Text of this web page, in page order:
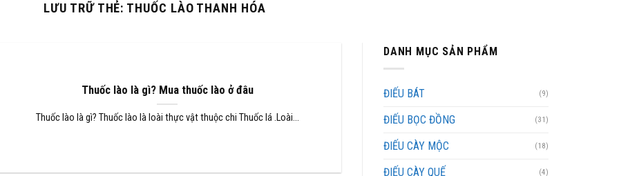
LƯU TRỮ THẺ: THUỐC LÀO THANH HÓA
Thuốc lào là gì? Mua thuốc lào ở đâu
Thuốc lào là gì? Thuốc lào là loài thực vật thuộc chi Thuốc lá .Loài...
DANH MỤC SẢN PHẨM
ĐIẾU BÁT (9)
ĐIẾU BỌC ĐỒNG (31)
ĐIẾU CÀY MỘC (18)
ĐIẾU CÀY QUẾ (4)